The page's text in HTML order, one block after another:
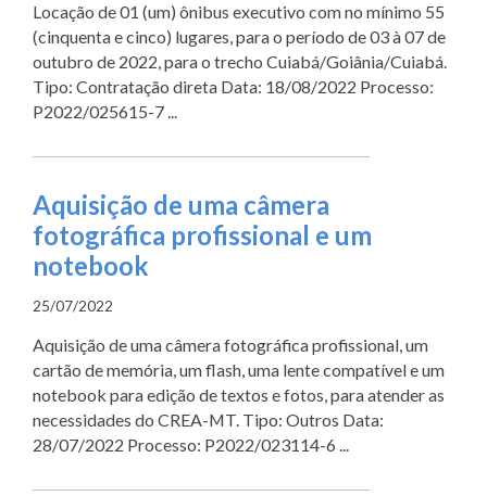
Locação de 01 (um) ônibus executivo com no mínimo 55
(cinquenta e cinco) lugares, para o período de 03 à 07 de
outubro de 2022, para o trecho Cuiabá/Goiânia/Cuiabá.
Tipo: Contratação direta Data: 18/08/2022 Processo:
P2022/025615-7 ...
Aquisição de uma câmera
fotográfica profissional e um
notebook
25/07/2022
Aquisição de uma câmera fotográfica profissional, um
cartão de memória, um flash, uma lente compatível e um
notebook para edição de textos e fotos, para atender as
necessidades do CREA-MT. Tipo: Outros Data:
28/07/2022 Processo: P2022/023114-6 ...